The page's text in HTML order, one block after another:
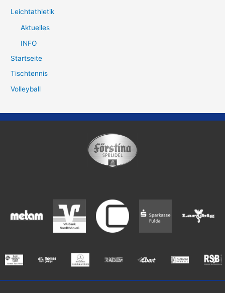
Leichtathletik
Aktuelles
INFO
Startseite
Tischtennis
Volleyball